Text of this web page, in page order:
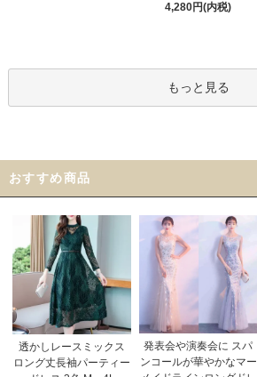
4,280円(内税)
もっと見る
おすすめ商品
透かしレースミックス
ロング丈長袖パーティー
発表会や演奏会に スパ
ンコールが華やかなマー